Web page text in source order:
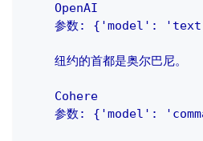
    OpenAI
参数: {'model':
    纽约的首都是奥尔巴尼。
    Cohere
参数: {'model':